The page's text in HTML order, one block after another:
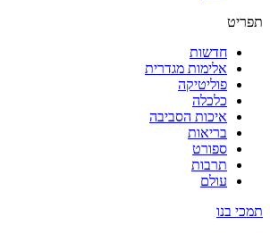
תפריט
חדשות
אלימות מגדרית
פוליטיקה
כלכלה
איכות הסביבה
בריאות
ספורט
תרבות
עולם
תמכי בנו